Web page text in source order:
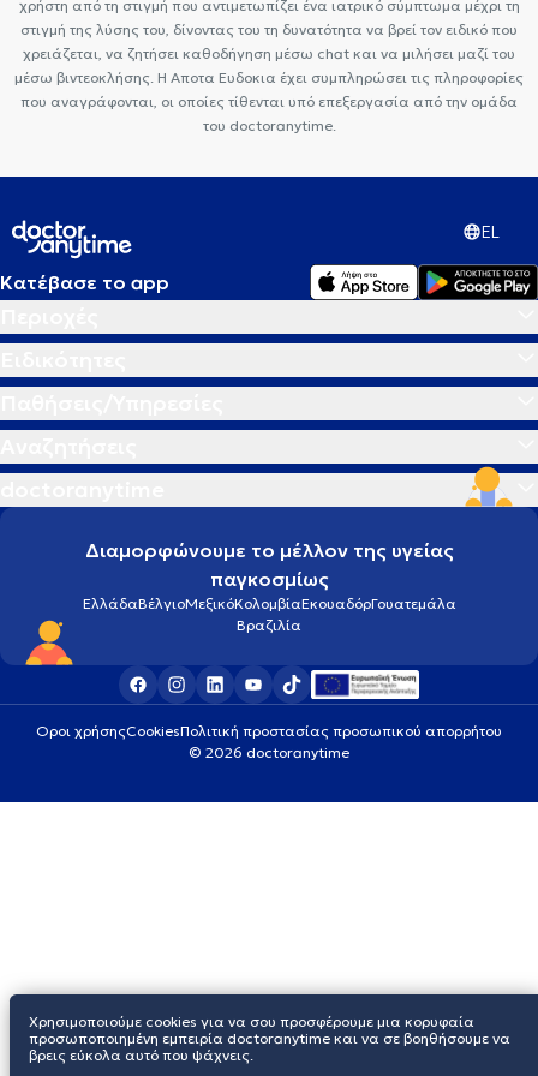
χρήστη από τη στιγμή που αντιμετωπίζει ένα ιατρικό σύμπτωμα μέχρι τη
στιγμή της λύσης του, δίνοντας του τη δυνατότητα να βρεί τον ειδικό που
χρειάζεται, να ζητήσει καθοδήγηση μέσω chat και να μιλήσει μαζί του
μέσω βιντεοκλήσης. Η Αποτα Ευδοκια έχει συμπληρώσει τις πληροφορίες
που αναγράφονται, οι οποίες τίθενται υπό επεξεργασία από την ομάδα
του doctoranytime.
EL
Κατέβασε το app
Διαμορφώνουμε το μέλλον της υγείας
παγκοσμίως
ΕλλάδαΒέλγιοΜεξικόΚολομβίαΕκουαδόρΓουατεμάλα
Βραζιλία
Οροι χρήσηςCookiesΠολιτική προστασίας προσωπικού απορρήτου
© 2026 doctoranytime
Χρησιμοποιούμε cookies για να σου προσφέρουμε μια κορυφαία
προσωποποιημένη εμπειρία doctoranytime και να σε βοηθήσουμε να
βρεις εύκολα αυτό που ψάχνεις.